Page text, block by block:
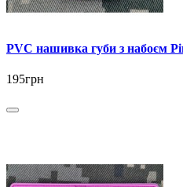
PVC нашивка губи з набоєм
195грн